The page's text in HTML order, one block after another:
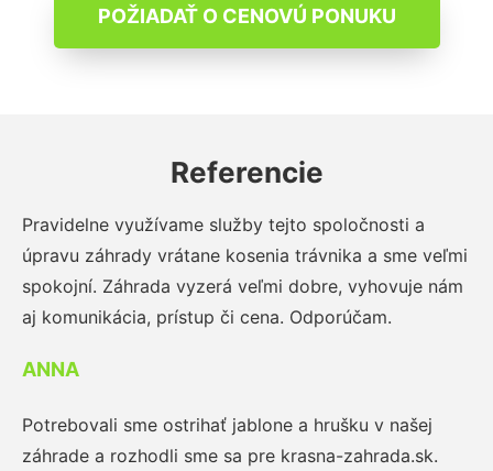
POŽIADAŤ O CENOVÚ PONUKU
Referencie
Pravidelne využívame služby tejto spoločnosti a
úpravu záhrady vrátane kosenia trávnika a sme veľmi
spokojní. Záhrada vyzerá veľmi dobre, vyhovuje nám
aj komunikácia, prístup či cena. Odporúčam.
ANNA
Potrebovali sme ostrihať jablone a hrušku v našej
záhrade a rozhodli sme sa pre krasna-zahrada.sk.